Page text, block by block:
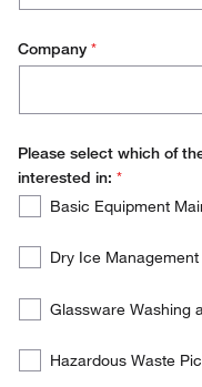
Company *
Please select which of
interested in: *
Required
Please
which
the
below
services
the
Basic Equipment
Dry Ice Management
Glassware Washing
Hazardous Waste